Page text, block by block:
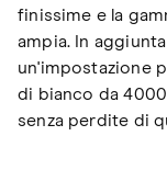
finissime e la
ampia. In
un'impostazione
di bianco da 4000
senza perdite di